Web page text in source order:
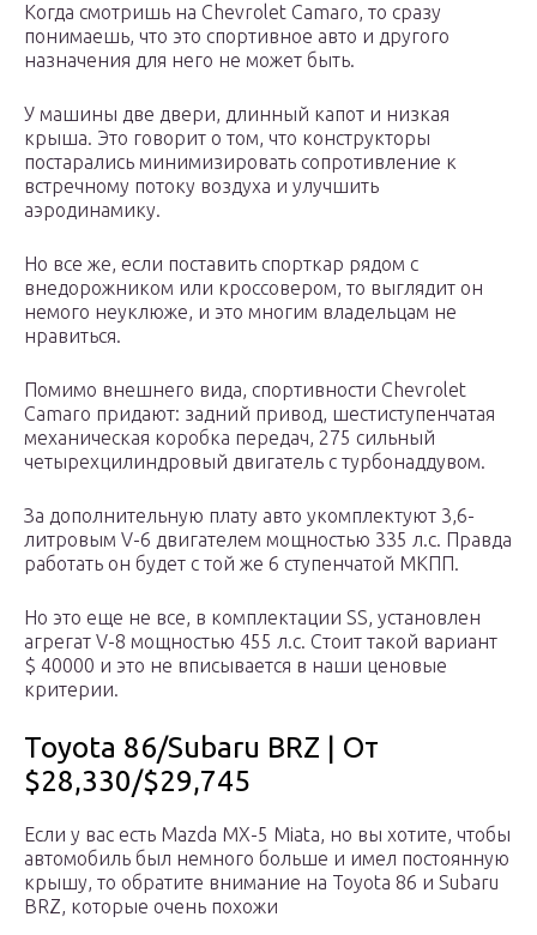
Когда смотришь на Chevrolet Camaro, то сразу
понимаешь, что это спортивное авто и другого
назначения для него не может быть.
У машины две двери, длинный капот и низкая
крыша. Это говорит о том, что конструкторы
постарались минимизировать сопротивление к
встречному потоку воздуха и улучшить
аэродинамику.
Но все же, если поставить спорткар рядом с
внедорожником или кроссовером, то выглядит он
немого неуклюже, и это многим владельцам не
нравиться.
Помимо внешнего вида, спортивности Chevrolet
Camaro придают: задний привод, шестиступенчатая
механическая коробка передач, 275 сильный
четырехцилиндровый двигатель с турбонаддувом.
За дополнительную плату авто укомплектуют 3,6-
литровым V-6 двигателем мощностью 335 л.с. Правда
работать он будет с той же 6 ступенчатой МКПП.
Но это еще не все, в комплектации SS, установлен
агрегат V-8 мощностью 455 л.с. Стоит такой вариант
$ 40000 и это не вписывается в наши ценовые
критерии.
Toyota 86/Subaru BRZ | От
$28,330/$29,745
Если у вас есть Mazda MX-5 Miata, но вы хотите, чтобы
автомобиль был немного больше и имел постоянную
крышу, то обратите внимание на Toyota 86 и Subaru
BRZ, которые очень похожи